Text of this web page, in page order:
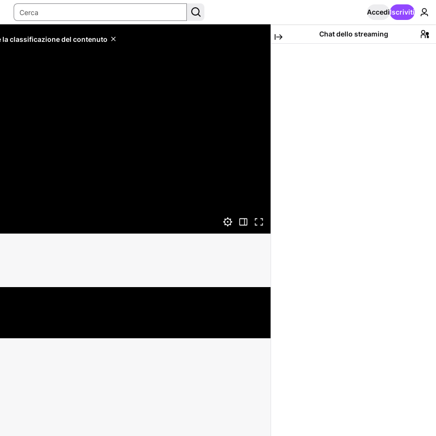
AccediIscriviti
classificazione del contenuto
Chat dello streaming